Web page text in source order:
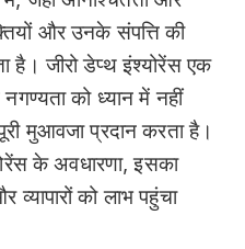
और उनके संपत्ति की
है। जीरो डेप्थ इंश्योरेंस एक
नगण्यता को ध्यान में नहीं
मुआवजा प्रदान करता है।
के अवधारणा, इसका
को लाभ पहुंचा